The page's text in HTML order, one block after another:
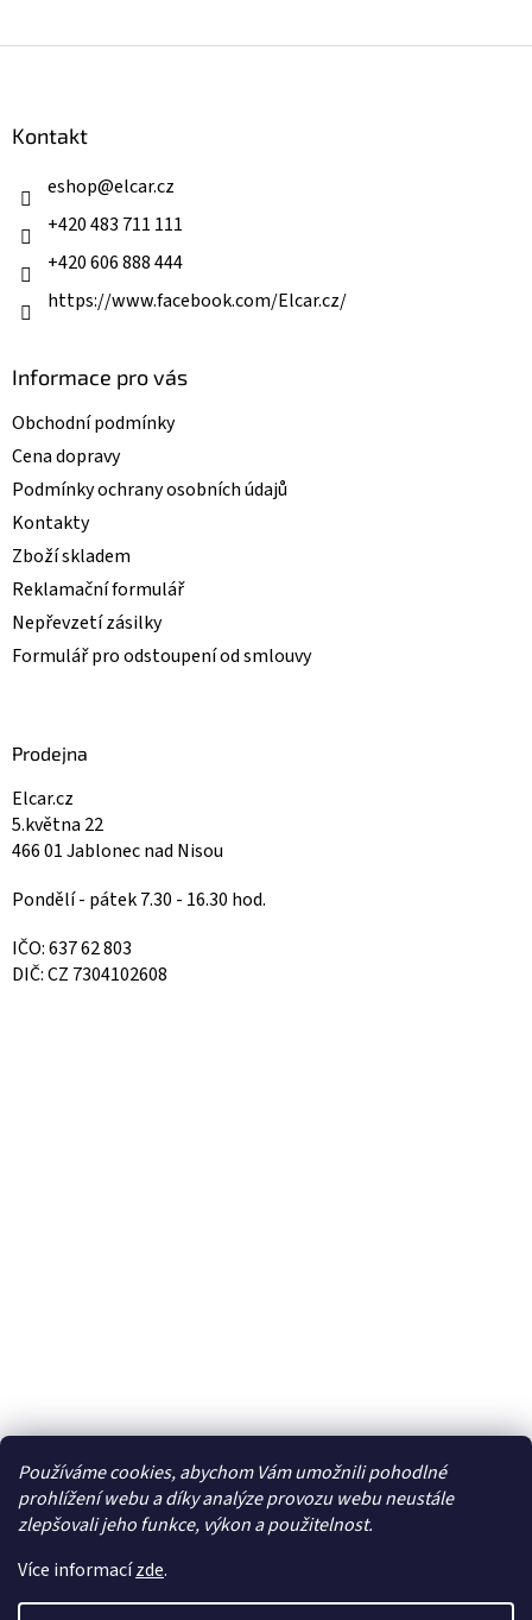
Používáme cookies, abychom Vám umožnili pohodlné
prohlížení webu a díky analýze provozu webu neustále
zlepšovali jeho funkce, výkon a použitelnost.
Více informacízde.
Kontakt
eshop@elcar.cz
+420 483 711 111
+420 606 888 444
https://www.facebook.com/Elcar.cz/
Informace pro vás
Obchodní podmínky
Cena dopravy
Podmínky ochrany osobních údajů
Kontakty
Zboží skladem
Reklamační formulář
Nepřevzetí zásilky
Formulář pro odstoupení od smlouvy
Prodejna
Elcar.cz
5.května 22
466 01 Jablonec nad Nisou
Pondělí - pátek 7.30 - 16.30 hod.
IČO: 637 62 803
DIČ: CZ 7304102608
Facebook
Vytvořil Shoptet